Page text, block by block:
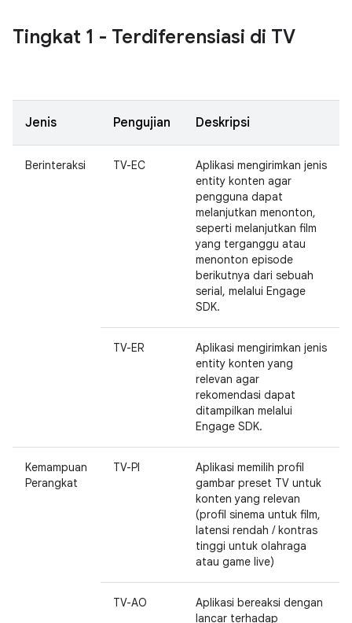
Tingkat 1 - Terdiferensiasi di TV
Jenis Pengujian Deskripsi
Berinteraksi TV-EC
Aplikasi mengirimkan jenis
entity konten agar
pengguna dapat
melanjutkan menonton,
seperti melanjutkan film
yang terganggu atau
menonton episode
berikutnya dari sebuah
serial, melalui Engage
SDK.
TV-ER
Aplikasi mengirimkan jenis
entity konten yang
relevan agar
rekomendasi dapat
ditampilkan melalui
Engage SDK.
Kemampuan
Perangkat
TV-PI
Aplikasi memilih profil
gambar preset TV untuk
konten yang relevan
(profil sinema untuk film,
latensi rendah / kontras
tinggi untuk olahraga
atau game live)
TV-AO
Aplikasi bereaksi dengan
lancar terhadap